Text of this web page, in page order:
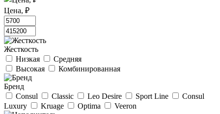
Цена, ₽
Жесткость
Низкая
Средняя
Высокая
Комбинированная
Бренд
Consul
Classic Leo Desire Sport Line
Consul
Luxury
Kruage Optima Veeron